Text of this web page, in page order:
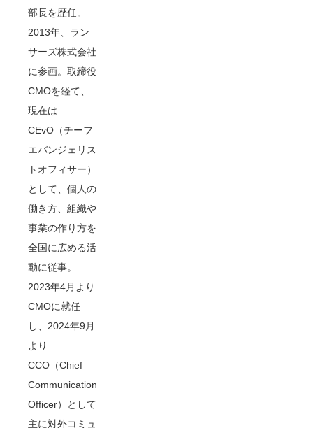
部長を歴任。
2013年、ラン
サーズ株式会社
に参画。取締役
CMOを経て、
現在は
CEvO（チーフ
エバンジェリス
トオフィサー）
として、個人の
働き方、組織や
事業の作り方を
全国に広める活
動に従事。
2023年4月より
CMOに就任
し、2024年9月
より
CCO（Chief
Communication
Officer）として
主に対外コミュ